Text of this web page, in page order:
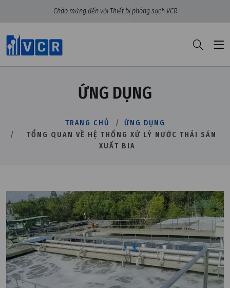
Chào mừng đến với Thiết bị phòng sạch VCR
ỨNG DỤNG
TRANG CHỦ
ỨNG DỤNG
TỔNG QUAN VỀ HỆ THỐNG XỬ LÝ NƯỚC THẢI SẢN
XUẤT BIA